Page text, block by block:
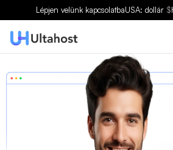
Lépjen velünk kapcsolatbaUSA: dollár $